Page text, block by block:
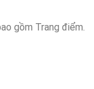
gồm Trang điểm.